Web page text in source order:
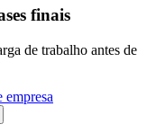
finais
de trabalho antes de